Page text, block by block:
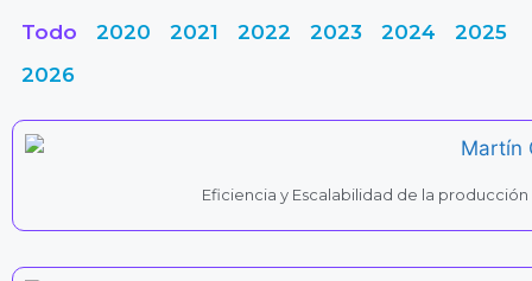
2020 2021 2022 2023 2024
2025
2026
Todo
Eficiencia y Escalabilidad de la